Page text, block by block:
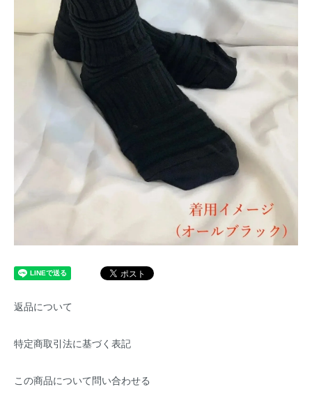
返品について
特定商取引法に基づく表記
この商品について問い合わせる